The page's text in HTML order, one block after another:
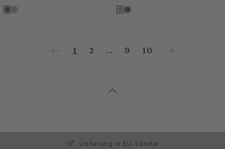
1 2 ... 9 10
Lieferung in EU-Länder